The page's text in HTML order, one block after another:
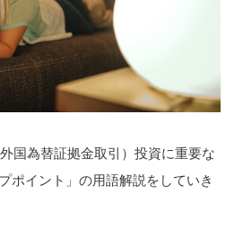
国為替証拠金取引）投資に重要な
ポイント」の用語解説をしていき